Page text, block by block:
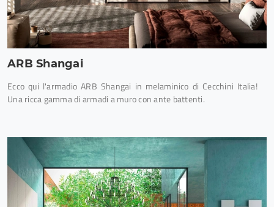
ARB Shangai
Ecco qui l'armadio ARB Shangai in melaminico di Cecchini Italia!
Una ricca gamma di armadi a muro con ante battenti.